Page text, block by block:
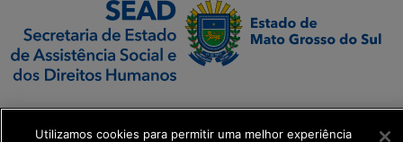
SETDIG | Secretaria-
Executiva de
Utilizamos cookies para permitir uma melhor experiência